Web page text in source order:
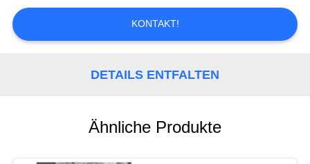
VERBINDUNG
KONTAKT!
DETAILS ENTFALTEN
Ähnliche Produkte